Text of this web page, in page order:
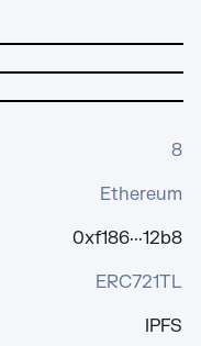
8
Ethereum
0xf186···12b8
ERC721TL
IPFS